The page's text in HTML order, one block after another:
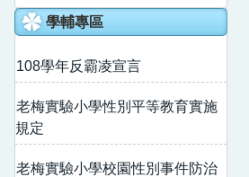
學輔專區
108學年反霸凌宣言
老梅實驗小學性別平等教育實施
規定
老梅實驗小學校園性別事件防治